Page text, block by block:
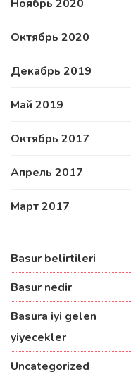
Ноябрь 2020
Октябрь 2020
Декабрь 2019
Май 2019
Октябрь 2017
Апрель 2017
Март 2017
Basur belirtileri
Basur nedir
Basura iyi gelen
yiyecekler
Uncategorized